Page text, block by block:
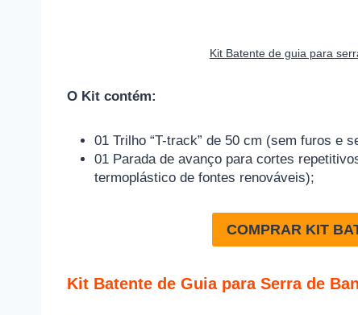
Kit Batente de guia para
O Kit contém:
01 Trilho “T-track” de 50 cm (sem furos e
01 Parada de avanço para cortes
termoplástico de fontes renováveis);
COMPRAR KIT
Kit Batente de Guia para Serra de